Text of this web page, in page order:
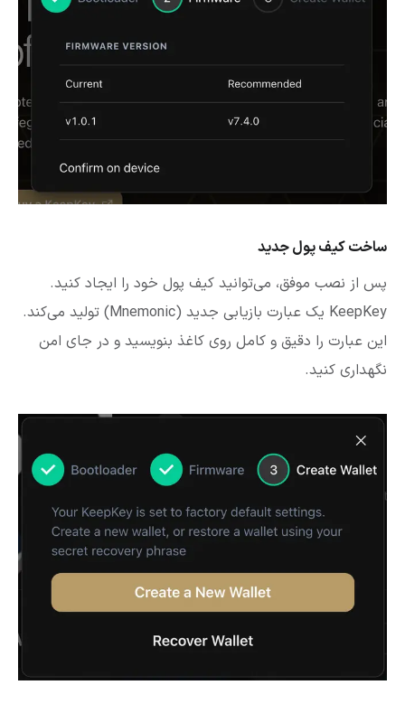
ساخت کیف پول جدید
پس از نصب موفق، می‌توانید کیف پول خود را ایجاد کنید.
KeepKey یک عبارت بازیابی جدید (Mnemonic) تولید می‌کند.
این عبارت را دقیق و کامل روی کاغذ بنویسید و در جای امن
نگهداری کنید.